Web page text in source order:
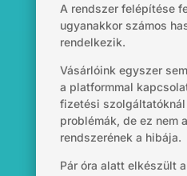
A rendszer felépítése
ugyanakkor számos
rendelkezik.
Vásárlóink egyszer
a platformmal
fizetési
problémák, de ez nem
rendszerének a hibája.
Pár óra alatt elkészült